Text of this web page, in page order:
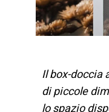
Il box-doccia
di piccole
lo spazio